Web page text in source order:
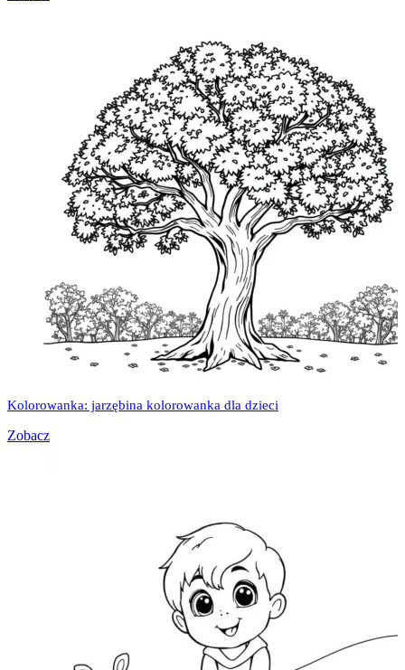
Kolorowanka: jarzębina kolorowanka dla dzieci
Zobacz